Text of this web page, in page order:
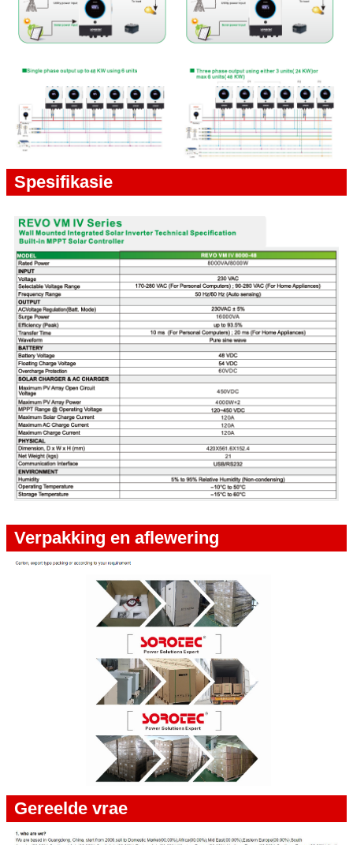
Spesifikasie
Verpakking en aflewering
Gereelde vrae